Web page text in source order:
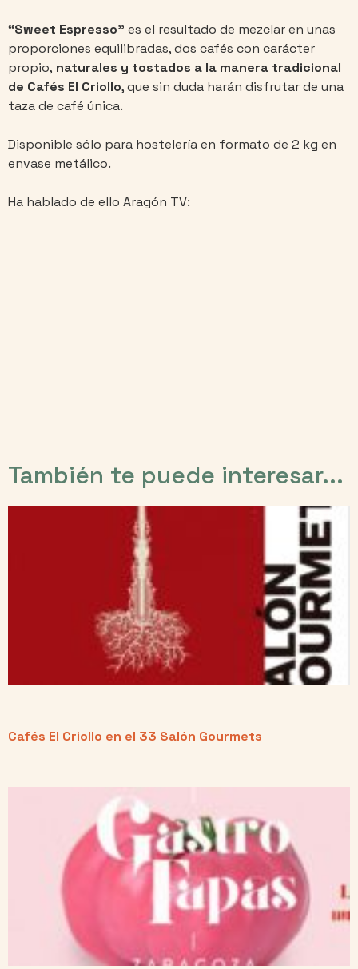
“Sweet Espresso” es el resultado de mezclar en unas
proporciones equilibradas, dos cafés con carácter
propio, naturales y tostados a la manera tradicional
de Cafés El Criollo, que sin duda harán disfrutar de una
taza de café única.
Disponible sólo para hostelería en formato de 2 kg en
envase metálico.
Ha hablado de ello Aragón TV:
También te puede interesar...
Cafés El Criollo en el 33 Salón Gourmets